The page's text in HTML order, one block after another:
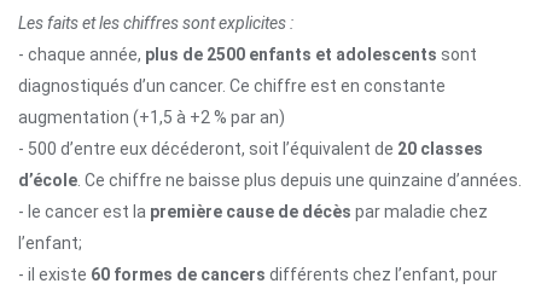
Les faits et les chiffres sont explicites :
- chaque année, plus de 2500 enfants et adolescents sont
diagnostiqués d’un cancer. Ce chiffre est en constante
augmentation (+1,5 à +2 % par an)
- 500 d’entre eux décéderont, soit l’équivalent de 20 classes
d’école . Ce chiffre ne baisse plus depuis une quinzaine d’années.
- le cancer est la première cause de décès par maladie chez
l’enfant;
- il existe 60 formes de cancers différents chez l’enfant, pour